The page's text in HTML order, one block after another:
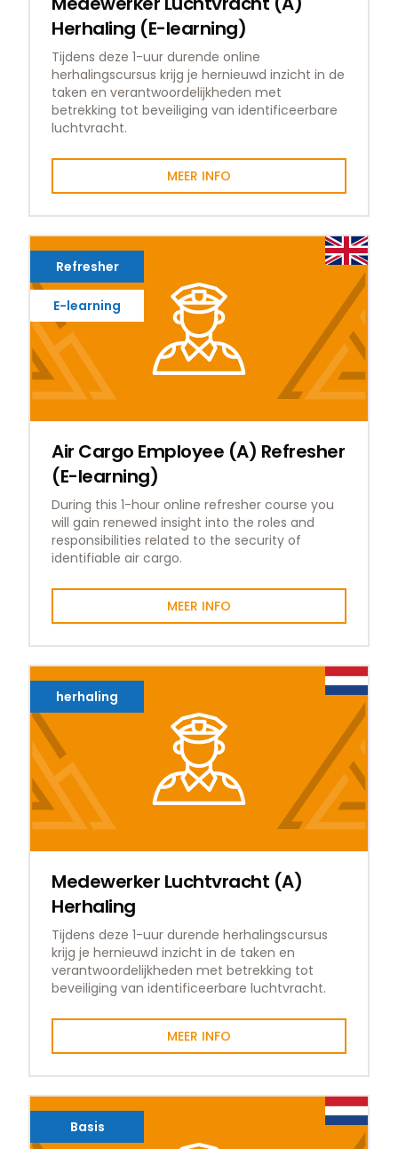
Herhaling (E-learning)
Tijdens deze 1-uur durende online
herhalingscursus krijg je hernieuwd inzicht in de
taken en verantwoordelijkheden met
betrekking tot beveiliging van identificeerbare
luchtvracht.
MEER INFO
Refresher
E-learning
Air Cargo Employee (A) Refresher
(E-learning)
During this 1-hour online refresher course you
will gain renewed insight into the roles and
responsibilities related to the security of
identifiable air cargo.
MEER INFO
herhaling
Medewerker Luchtvracht (A)
Herhaling
Tijdens deze 1-uur durende herhalingscursus
krijg je hernieuwd inzicht in de taken en
verantwoordelijkheden met betrekking tot
beveiliging van identificeerbare luchtvracht.
MEER INFO
Basis